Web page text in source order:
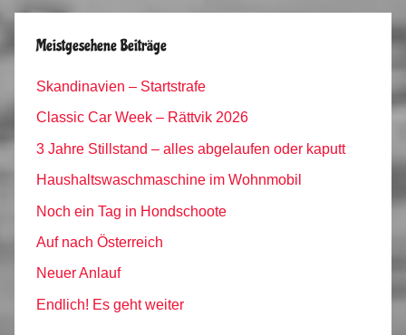
Meistgesehene Beiträge
Skandinavien – Startstrafe
Classic Car Week – Rättvik 2026
3 Jahre Stillstand – alles abgelaufen oder kaputt
Haushaltswaschmaschine im Wohnmobil
Noch ein Tag in Hondschoote
Auf nach Österreich
Neuer Anlauf
Endlich! Es geht weiter